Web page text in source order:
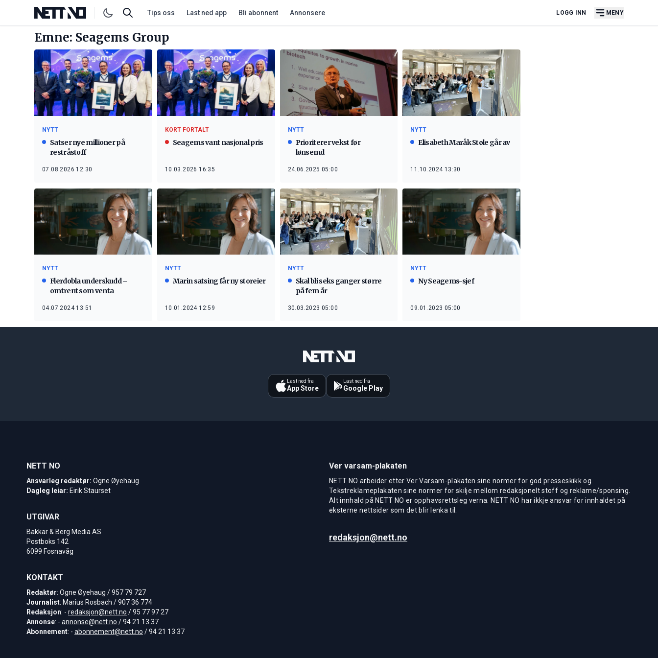
Tips oss Last ned app Bli abonnent Annonsere LOGG INN MENY
Emne: Seagems Group
NYTT
Satser nye millioner på
restråstoff
07.08.2026 12:30
KORT FORTALT
Seagems vant nasjonal pris
10.03.2026 16:35
NYTT
Prioriterer vekst før
lønsemd
24.06.2025 05:00
NYTT
Elisabeth Maråk Støle går av
11.10.2024 13:30
NYTT
Flerdobla underskudd –
omtrent som venta
04.07.2024 13:51
NYTT
Marin satsing får ny storeier
10.01.2024 12:59
NYTT
Skal bli seks ganger større
på fem år
30.03.2023 05:00
NYTT
Ny Seagems-sjef
09.01.2023 05:00
Last ned fra
App Store
Last ned fra
Google Play
NETT NO
Ansvarleg redaktør: Ogne Øyehaug
Dagleg leiar: Eirik Staurset
UTGIVAR
Bakkar & Berg Media AS
Postboks 142
6099 Fosnavåg
KONTAKT
Redaktør: Ogne Øyehaug / 957 79 727
Journalist: Marius Rosbach / 907 36 774
Redaksjon: - redaksjon@nett.no / 95 77 97 27
Annonse: - annonse@nett.no / 94 21 13 37
Abonnement: - abonnement@nett.no / 94 21 13 37
Ver varsam-plakaten
NETT NO arbeider etter Ver Varsam-plakaten sine normer for god presseskikk og
Tekstreklameplakaten sine normer for skilje mellom redaksjonelt stoff og reklame/sponsing.
Alt innhald på NETT NO er opphavsrettsleg verna. NETT NO har ikkje ansvar for innhaldet på
eksterne nettsider som det blir lenka til.
redaksjon@nett.no